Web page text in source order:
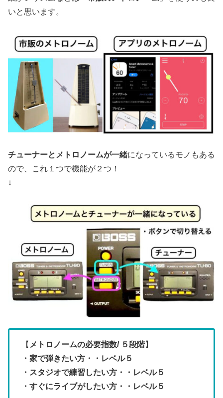
いと思います。
チューナーとメトロノームが一緒になっているモノもある
ので、これ１つで機能が２つ！
↓
【 メトロノームの必要指数/ ５段階】
・家で弾きたい方・・レベル５
・スタジオで練習したい方・・レベル５
・すぐにライブがしたい方・・レベル５